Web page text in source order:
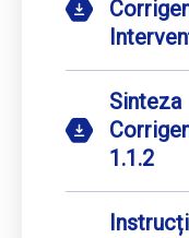
1.1.2